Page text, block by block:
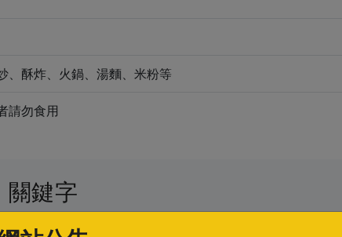
、酥炸、火鍋、湯麵、米粉等
請勿食用
關鍵字